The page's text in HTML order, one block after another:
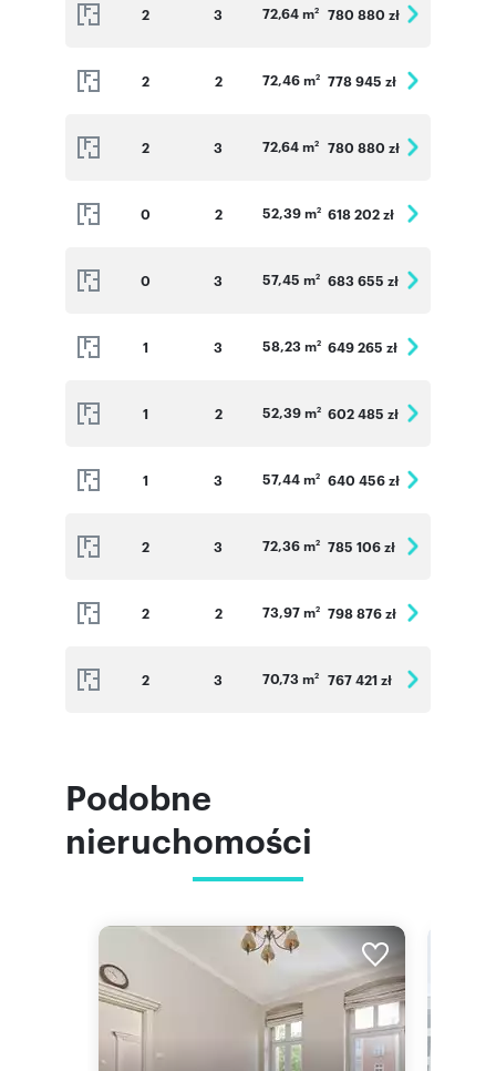
2 3 72,64 m2 780 880 zł
2 2 72,46 m2 778 945 zł
2 3 72,64 m2 780 880 zł
0 2 52,39 m2 618 202 zł
0 3 57,45 m2 683 655 zł
1 3 58,23 m2 649 265 zł
1 2 52,39 m2 602 485 zł
1 3 57,44 m2 640 456 zł
2 3 72,36 m2 785 106 zł
2 2 73,97 m2 798 876 zł
2 3 70,73 m2 767 421 zł
Podobne
nieruchomości